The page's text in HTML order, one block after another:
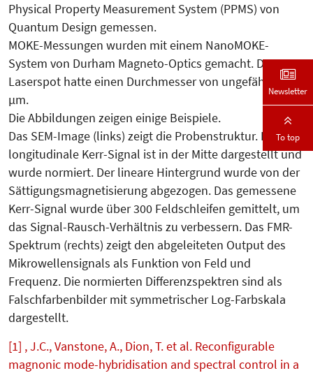
Physical Property Measurement System (PPMS) von
Quantum Design gemessen.
MOKE-Messungen wurden mit einem NanoMOKE-
System von Durham Magneto-Optics gemacht. Der
Laserspot hatte einen Durchmesser von ungefähr 20
µm.
Die Abbildungen zeigen einige Beispiele.
Das SEM-Image (links) zeigt die Probenstruktur. Das
longitudinale Kerr-Signal ist in der Mitte dargestellt und
wurde normiert. Der lineare Hintergrund wurde von der
Sättigungsmagnetisierung abgezogen. Das gemessene
Kerr-Signal wurde über 300 Feldschleifen gemittelt, um
das Signal-Rausch-Verhältnis zu verbessern. Das FMR-
Spektrum (rechts) zeigt den abgeleiteten Output des
Mikrowellensignals als Funktion von Feld und
Frequenz. Die normierten Differenzspektren sind als
Falschfarbenbilder mit symmetrischer Log-Farbskala
dargestellt.
[1] , J.C., Vanstone, A., Dion, T. et al. Reconfigurable
magnonic mode-hybridisation and spectral control in a
Newsletter
To top